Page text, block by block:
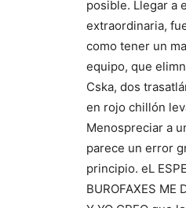
posible. Llegar a
extraordinaria,
como tener un
equipo, que
Cska, dos
en rojo chillón
Menospreciar a
parece un error
principio. eL
BUROFAXES ME